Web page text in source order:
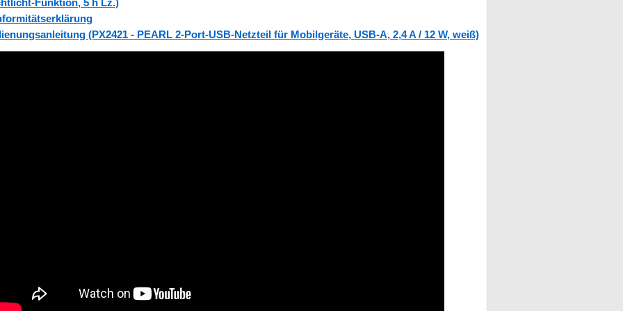
Funktion, 5 h Lz.)
(PX2421 - PEARL 2-Port-USB-Netzteil für Mobilgeräte, USB-A, 2,4 A / 12 W, weiß)